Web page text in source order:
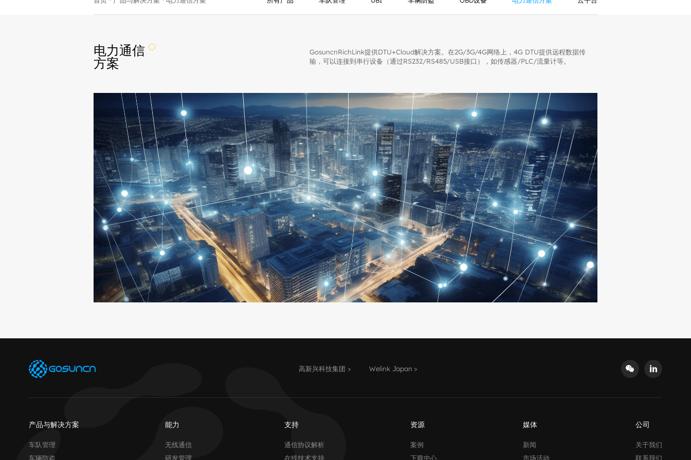
电力通信
方案
GosuncnRichLink提供DTU+Cloud解决方案。在2G/3G/4G网络上，4G DTU提供远程数据传
输，可以连接到串行设备（通过RS232/RS485/USB接口），如传感器/PLC/流量计等。
高新兴科技集团 Welink Japan
产品与解决方案
车队管理
车辆防盗
能力
无线通信
研发管理
支持
通信协议解析
在线技术支持
资源
案例
下载中心
媒体
新闻
市场活动
公司
关于我们
联系我们